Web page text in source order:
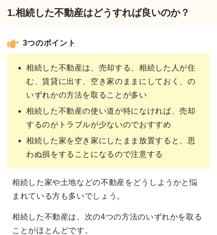
1.相続した不動産はどうすれば良いのか？
3つのポイント
相続した不動産は、売却する、相続した人が住
む、賃貸に出す、空き家のままにしておく、の
いずれかの方法を取ることが多い
相続した不動産の使い道が特になければ、売却
するのがトラブルが少ないのでおすすめ
相続した家を空き家にしたまま放置すると、思
わぬ損をすることになるので注意する
相続した家や土地などの不動産をどうしようかと悩
まれている方も多いでしょう。
相続した不動産は、次の4つの方法のいずれかを取る
ことがほとんどです。